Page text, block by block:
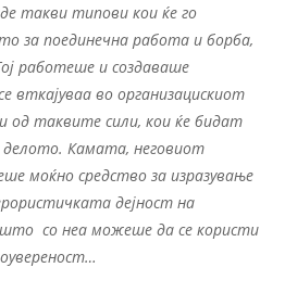
такви типови кои ќе го
за поединечна работа и борба,
работеше и создаваше
вткајуваа во организацискиот
од таквите сили, кои ќе бидат
Камата, неговиот
моќно средство за изразување
дејност на
со неа можеше да се користи